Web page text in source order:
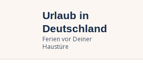
Urlaub in
Deutschland
Ferien vor Deiner
Haustüre
Urlaub in
Ferien vor Deiner
Urlaub zuhause